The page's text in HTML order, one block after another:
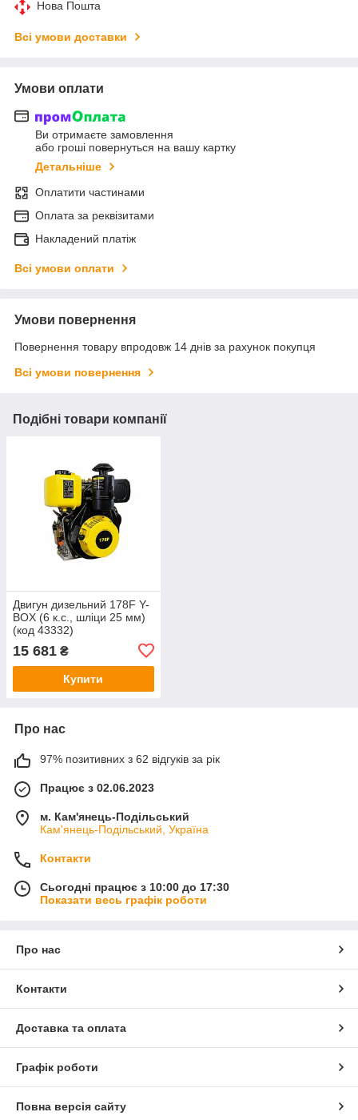
Нова Пошта
Всі умови доставки
Умови оплати
Ви отримаєте замовлення
або гроші повернуться на вашу картку
Детальніше
Оплатити частинами
Оплата за реквізитами
Накладений платіж
Всі умови оплати
Умови повернення
Повернення товару впродовж 14 днів за рахунок покупця
Всі умови повернення
Подібні товари компанії
Двигун дизельний 178F Y-
BOX (6 к.с., шліци 25 мм)
(код 43332)
15 681 ₴
Купити
Про нас
97% позитивних з 62 відгуків за рік
Працює з 02.06.2023
м. Кам'янець-Подільський
Кам'янець-Подільський, Україна
Контакти
Сьогодні працює з 10:00 до 17:30
Показати весь графік роботи
Про нас
Контакти
Доставка та оплата
Графік роботи
Повна версія сайту